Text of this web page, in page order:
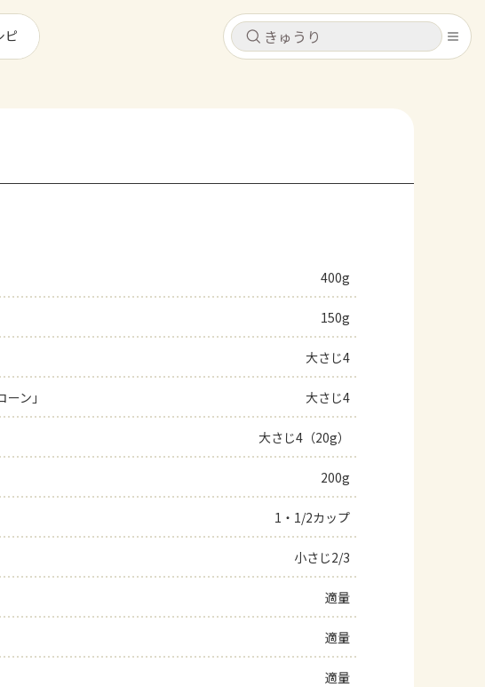
キャンセル
レシピ
トーク
よくあるお問い合わせ
AJINOMOTO PARK とは
キャンセル
ピ
400g
150g
大さじ4
ン」 大さじ4
大さじ4（20g）
200g
1・1/2カップ
小さじ2/3
適量
適量
適量